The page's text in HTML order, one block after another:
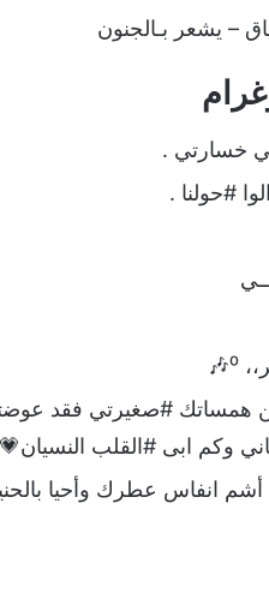
– يشعر بـالجنون
خسارتي .
#حولنا .
من همساتك #صغيرتي فقد
وكم ابى #القلب النسيان💗
انفاس عطرك وأحيا